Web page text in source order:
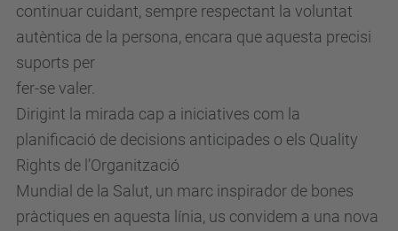
t
a
t
/
e
s
d
e
v
continuar cuidant, sempre respectant la voluntat
autèntica de la persona, encara que aquesta precisi
suports per
fer-se valer.
Dirigint la mirada cap a iniciatives com la
planificació de decisions anticipades o els Quality
Rights de l’Organització
Mundial de la Salut, un marc inspirador de bones
pràctiques en aquesta línia, us convidem a una nova